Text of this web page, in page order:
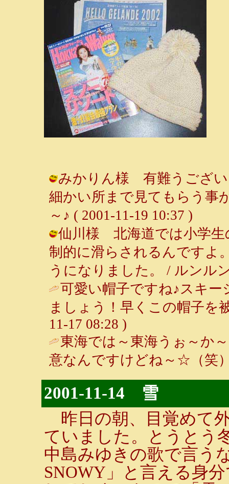
みかりん様 有難うござい
細かい所まで見てもらう事
～♪ ( 2001-11-19 10:37 )
仙川様 北海道では小学生
制的に滑らされるんですよ
うになりました。 / ルンル
可愛い帽子ですね♪スキ
ましょう！早くこの帽子
11-17 08:28 )
東海では～東海うぉ～
意なんですけどね～☆（笑
2001-11-14 雪
昨日の朝、目覚めて
ていました。とうとう
中島みゆきの歌で言う
SNOWY」と言える身